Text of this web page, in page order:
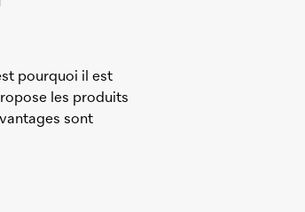
pourquoi il est
les produits
sont